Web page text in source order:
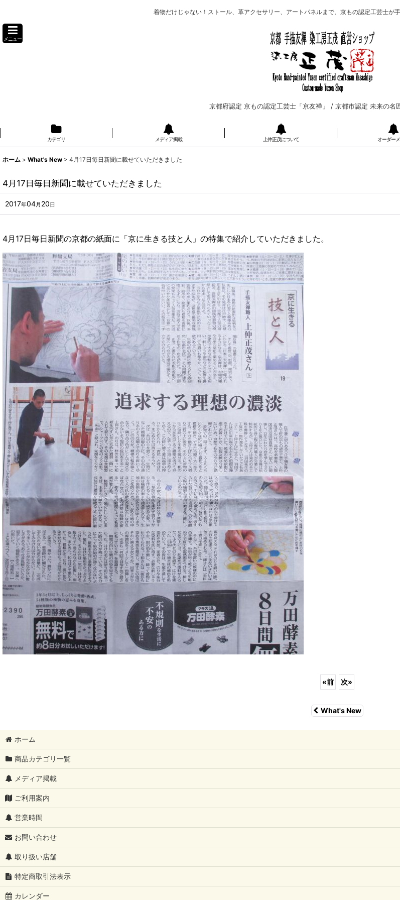
着物だけじゃない！ストール、革アクセサリー、アートパネルまで、京もの認定工芸士が
メニュー
京都府認定 京もの認定工芸士「京友禅」 / 京都市認定 未来の名
カテゴリ メディア掲載 上仲正茂について オーダー
ホーム > What's New > 4月17日毎日新聞に載せていただきました
4月17日毎日新聞に載せていただきました
2017年04月 20日
4月17日毎日新聞の京都の紙面に「京に生きる技と人」の特集で紹介していただきました。
«前 次»
What's New
ホーム
商品カテゴリ一覧
メディア掲載
ご利用案内
営業時間
お問い合わせ
取り扱い店舗
特定商取引法表示
カレンダー